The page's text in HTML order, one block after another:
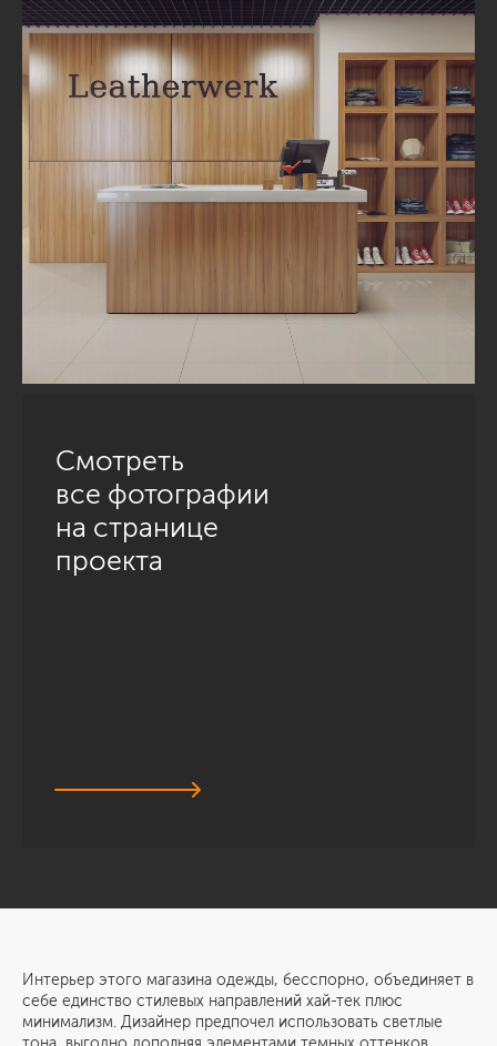
Смотреть
все фотографии
на странице
проекта
Интерьер этого магазина одежды, бесспорно, объединяет в
себе единство стилевых направлений хай-тек плюс
минимализм. Дизайнер предпочел использовать светлые